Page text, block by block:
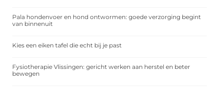
Pala hondenvoer en hond ontwormen: goede verzorging begint
van binnenuit
Kies een eiken tafel die echt bij je past
Fysiotherapie Vlissingen: gericht werken aan herstel en beter
bewegen